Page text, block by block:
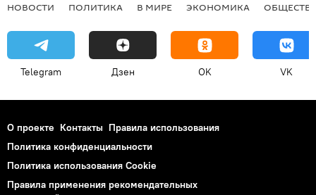
НОВОСТИ ПОЛИТИКА В МИРЕ ЭКОНОМИКА
Telegram Дзен OK VK
О проекте Контакты Правила использования
Политика конфиденциальности
Политика использования Cookie
Правила применения рекомендательных